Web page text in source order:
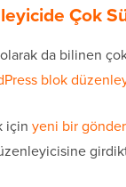
Çok
da bilinen
blok
için yeni bir